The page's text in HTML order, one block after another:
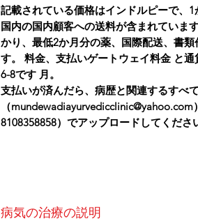
記載されている価格はインドルピーで、
国内の国内顧客への送料が含まれていま
かり、最低2か月分の薬、国際配送、書
す。 料金、支払いゲートウェイ料金 と
6-8です 月。
支払いが済んだら、病歴と関連するすべ
（
8108358858）でアップロードしてくださ
病気の治療の説明